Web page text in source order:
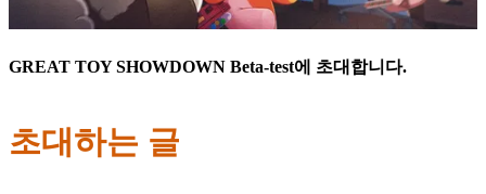
GREAT TOY SHOWDOWN Beta-test에 초대합니다.
초대하는 글